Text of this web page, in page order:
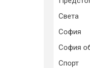
Света
София
София
Спорт